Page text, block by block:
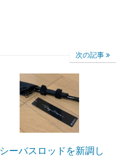
次の記事
シーバスロッドを新調し